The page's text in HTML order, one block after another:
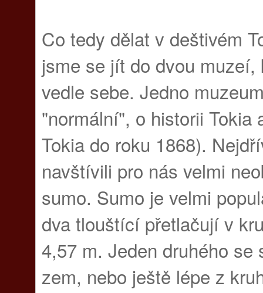
Co tedy dělat v deštivém
jsme se jít do dvou muzeí,
vedle sebe. Jedno
"normální", o historii Tokia
Tokia do roku 1868).
navštívili pro nás velmi
sumo. Sumo je velmi
dva tlouštící přetlačují v
4,57 m. Jeden druhého se
zem, nebo ještě lépe z